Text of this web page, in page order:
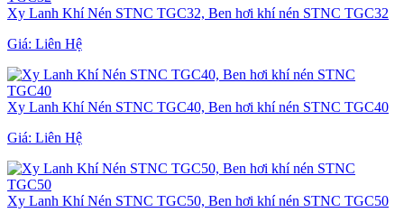
Xy Lanh Khí Nén STNC TGC32, Ben hơi khí nén STNC TGC32
Giá: Liên Hệ
Xy Lanh Khí Nén STNC TGC40, Ben hơi khí nén STNC TGC40
Giá: Liên Hệ
Xy Lanh Khí Nén STNC TGC50, Ben hơi khí nén STNC TGC50